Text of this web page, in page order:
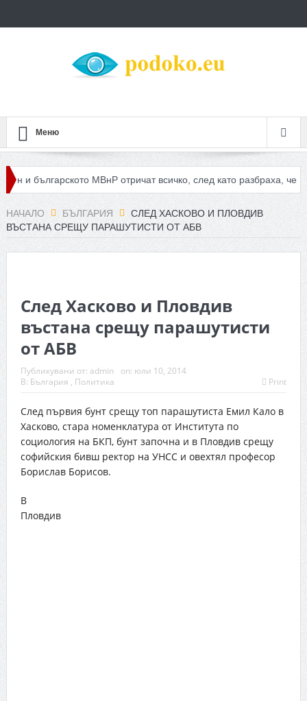
Меню
българското МВнР отричат всичко, след като разбраха, че стана
не стигат за 8 минути, закриваме спешното в Асеновград
НАЧАЛО БЪЛГАРИЯ
СЛЕД ХАСКОВО И ПЛОВДИВ
ВЪСТАНА СРЕЩУ ПАРАШУТИСТИ ОТ АБВ
След Хасково и Пловдив
въстана срещу парашутисти
от АБВ
Публикувани от: admin on: юли 10, 2014
В: България , Политика Print
След първия бунт срещу топ парашутиста Емил Кало в
Хасково, стара номенклатура от Института по
социология на БКП, бунт започна и в Пловдив срещу
софийския бивш ректор на УНСС и овехтял професор
Борислав Борисов.
В
Пловдив